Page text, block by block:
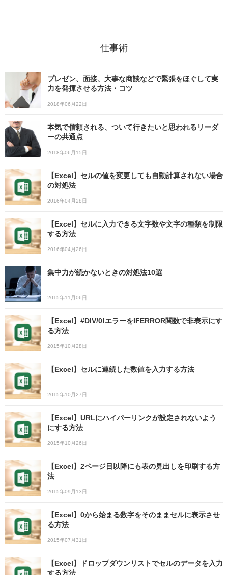
仕事術
プレゼン、面接、大事な商談などで緊張をほぐして実
力を発揮させる方法・コツ
2018年06月22日
本気で信頼される、ついて行きたいと思われるリーダ
ーの共通点
2018年06月15日
【Excel】セルの値を変更しても自動計算されない場合
の対処法
2016年04月28日
【Excel】セルに入力できる文字数や文字の種類を制限
する方法
2016年04月26日
集中力が続かないときの対処法10選
2015年11月06日
【Excel】#DIV/0!エラーをIFERROR関数で非表示にす
る方法
2015年10月28日
【Excel】セルに連続した数値を入力する方法
2015年10月27日
【Excel】URLにハイパーリンクが設定されないよう
にする方法
2015年10月26日
【Excel】2ページ目以降にも表の見出しを印刷する方
法
2015年09月13日
【Excel】0から始まる数字をそのままセルに表示させ
る方法
2015年07月31日
【Excel】ドロップダウンリストでセルのデータを入力
する方法